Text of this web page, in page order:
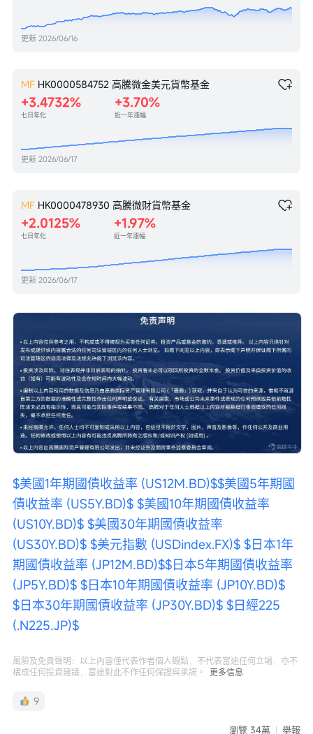
更新 2026/06/16
MF HK0000584752 高騰微金美元貨幣基金
+3.4732%
七日年化
+3.70%
近一年漲幅
更新 2026/06/17
MF HK0000478930 高騰微財貨幣基金
+2.0125%
七日年化
+1.97%
近一年漲幅
更新 2026/06/17
$美國1年期國債收益率 (US12M.BD)$$美國5年期國
債收益率 (US5Y.BD)$ $美國10年期國債收益率
(US10Y.BD)$ $美國30年期國債收益率
(US30Y.BD)$ $美元指數 (USDindex.FX)$ $日本1年
期國債收益率 (JP12M.BD)$$日本5年期國債收益率
(JP5Y.BD)$ $日本10年期國債收益率 (JP10Y.BD)$
$日本30年期國債收益率 (JP30Y.BD)$ $日經225
(.N225.JP)$
風險及免責聲明：以上內容僅代表作者個人觀點，不代表富途任何立場，亦不
構成任何投資建議，富途對此不作任何保證與承諾。
更多信息
9
瀏覽 34萬 舉報